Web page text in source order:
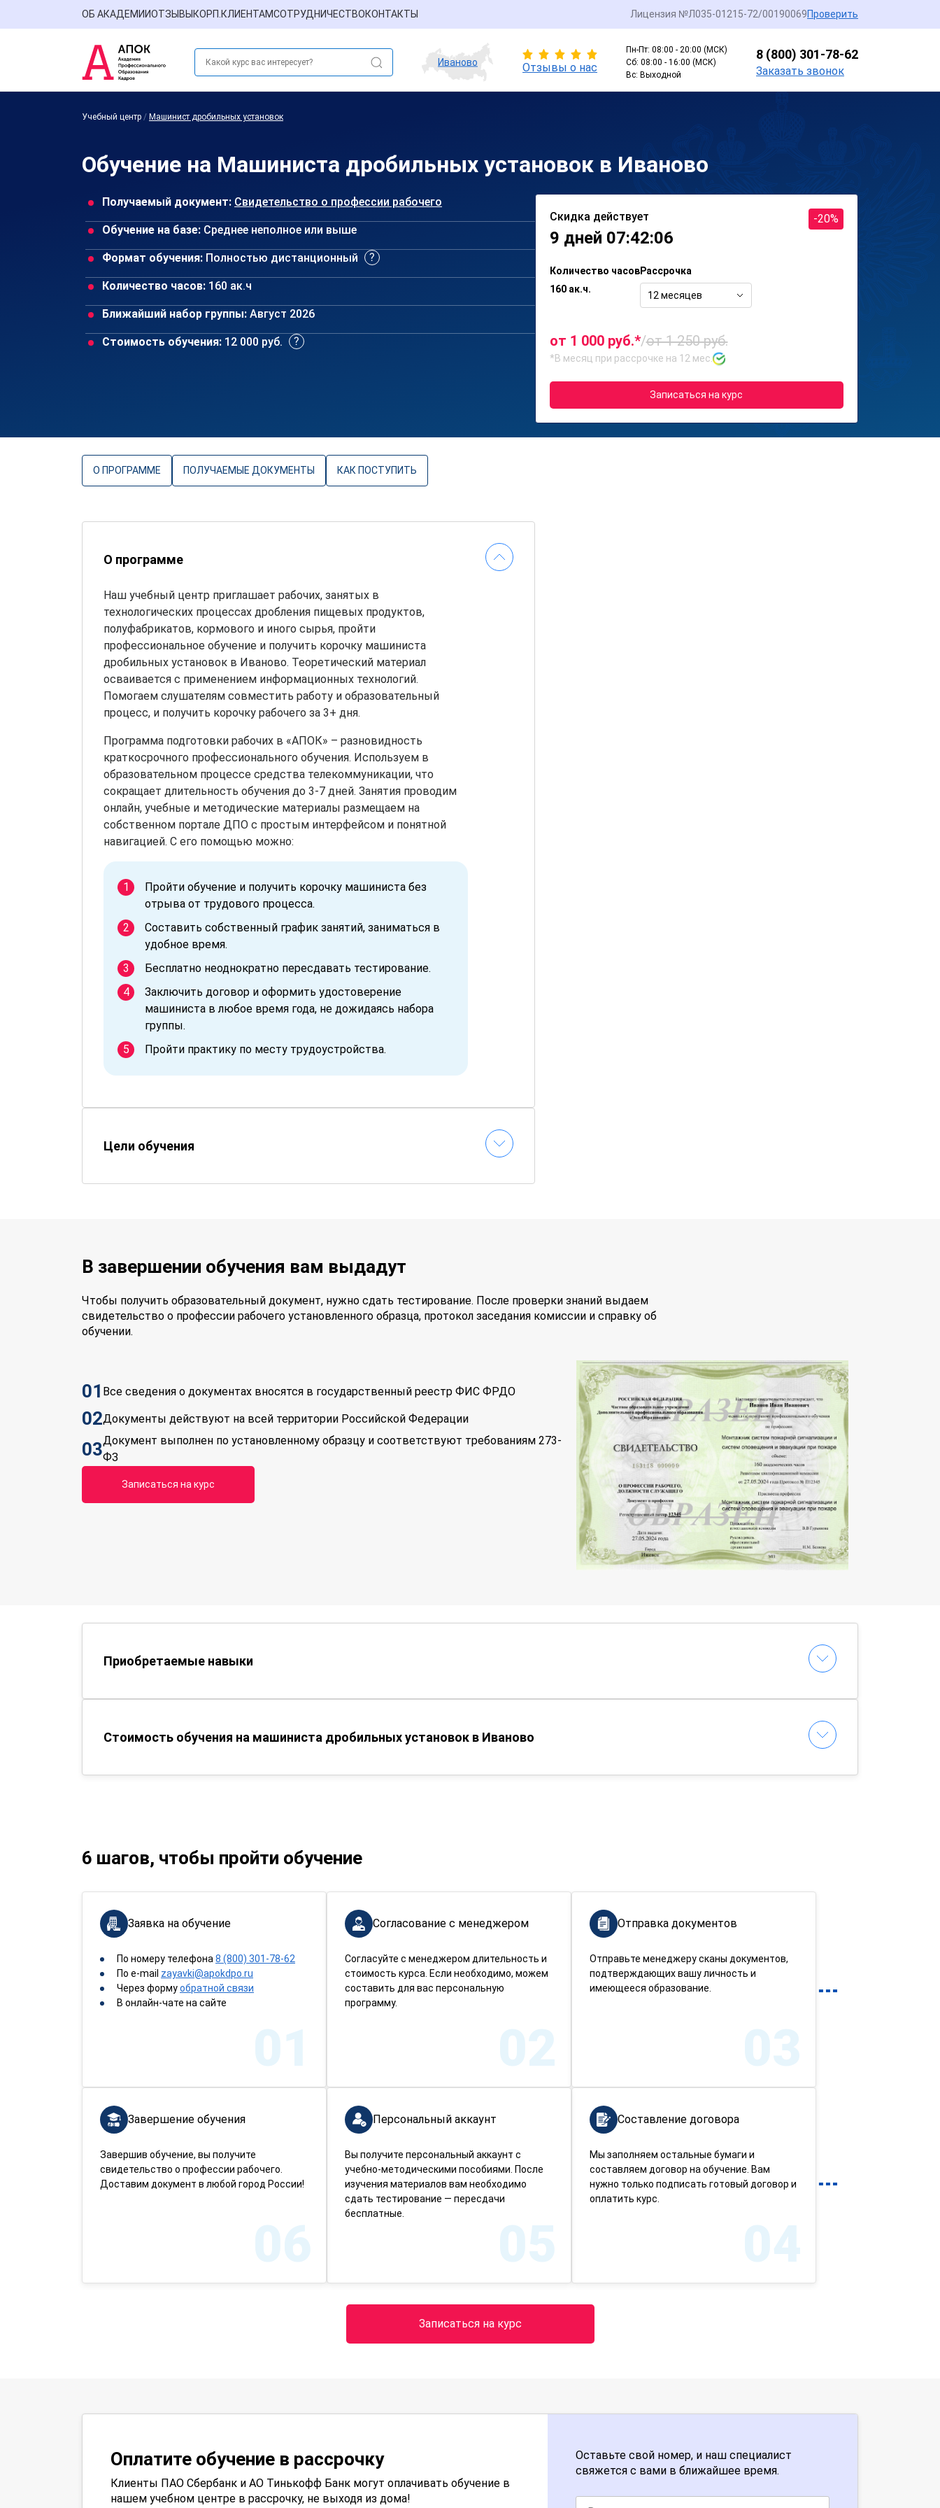
ОБ АКАДЕМИИОТЗЫВЫ КОРП.КЛИЕНТАМСОТРУДНИЧЕСТВОКОНТАКТЫ Лицензия №Л035-01215-72/00190069Проверить
Иваново Отзывы о нас
Пн-Пт: 08:00 - 20:00 (МСК)
Сб: 08:00 - 16:00 (МСК)
Вс: Выходной
8 (800) 301-78-62
Заказать звонок
Учебный центр / Машинист дробильных установок
Обучение на Машиниста дробильных установок в Иваново
Получаемый документ: Свидетельство о профессии рабочего
Обучение на базе: Среднее неполное или выше
Формат обучения: Полностью дистанционный
Количество часов: 160 ак.ч
Ближайший набор группы: Август 2026
Стоимость обучения: 12 000 руб.
Скидка действует
9 дней 07:42:06
-20%
Количество часов
160 ак.ч.
Рассрочка
12 месяцев
от 1 000 руб.*/от 1 250 руб.
*В месяц при рассрочке на 12 мес.
Записаться на курс
О ПРОГРАММЕ ПОЛУЧАЕМЫЕ ДОКУМЕНТЫ КАК ПОСТУПИТЬ
О программе
Наш учебный центр приглашает рабочих, занятых в
технологических процессах дробления пищевых продуктов,
полуфабрикатов, кормового и иного сырья, пройти
профессиональное обучение и получить корочку машиниста
дробильных установок в Иваново. Теоретический материал
осваивается с применением информационных технологий.
Помогаем слушателям совместить работу и образовательный
процесс, и получить корочку рабочего за 3+ дня.
Программа подготовки рабочих в «АПОК» – разновидность
краткосрочного профессионального обучения. Используем в
образовательном процессе средства телекоммуникации, что
сокращает длительность обучения до 3-7 дней. Занятия проводим
онлайн, учебные и методические материалы размещаем на
собственном портале ДПО с простым интерфейсом и понятной
навигацией. С его помощью можно:
Пройти обучение и получить корочку машиниста без
отрыва от трудового процесса.
Составить собственный график занятий, заниматься в
удобное время.
Бесплатно неоднократно пересдавать тестирование.
Заключить договор и оформить удостоверение
машиниста в любое время года, не дожидаясь набора
группы.
Пройти практику по месту трудоустройства.
Цели обучения
В завершении обучения вам выдадут
Чтобы получить образовательный документ, нужно сдать тестирование. После проверки знаний выдаем
свидетельство о профессии рабочего установленного образца, протокол заседания комиссии и справку об
обучении.
01 Все сведения о документах вносятся в государственный реестр ФИС ФРДО
02Документы действуют на всей территории Российской Федерации
03Документ выполнен по установленному образцу и соответствуют требованиям 273-
ФЗ
Записаться на курс
Приобретаемые навыки
Стоимость обучения на машиниста дробильных установок в Иваново
6 шагов, чтобы пройти обучение
Заявка на обучение
По номеру телефона 8 (800) 301-78-62
По e-mail zayavki@apokdpo.ru
Через формуобратной связи
В онлайн-чате на сайте
01
Согласование с менеджером
Согласуйте с менеджером длительность и
стоимость курса. Если необходимо, можем
составить для вас персональную
программу.
02
Отправка документов
Отправьте менеджеру сканы документов,
подтверждающих вашу личность и
имеющееся образование.
03
Составление договора
Мы заполняем остальные бумаги и
составляем договор на обучение. Вам
нужно только подписать готовый договор и
оплатить курс.
04
Персональный аккаунт
Вы получите персональный аккаунт с
учебно-методическими пособиями. После
изучения материалов вам необходимо
сдать тестирование — пересдачи
бесплатные.
05
Завершение обучения
Завершив обучение, вы получите
свидетельство о профессии рабочего.
Доставим документ в любой город России!
06
Записаться на курс
Оплатите обучение в рассрочку
Клиенты ПАО Сбербанк и АО Тинькофф Банк могут оплачивать обучение в
нашем учебном центре в рассрочку, не выходя из дома!
Оставьте свой номер, и наш специалист
свяжется с вами в ближайшее время.